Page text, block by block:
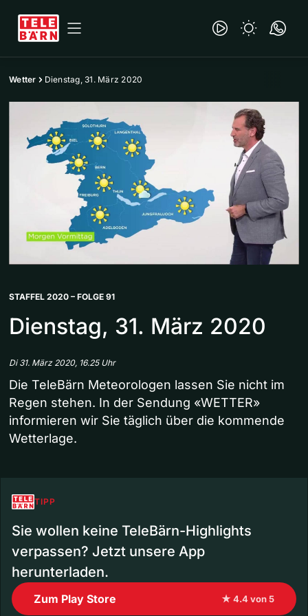
Wetter Dienstag, 31. März 2020
STAFFEL 2020 – FOLGE 91
Dienstag, 31. März 2020
Di 31. März 2020, 16.25 Uhr
Die TeleBärn Meteorologen lassen Sie nicht im
Regen stehen. In der Sendung «WETTER»
informieren wir Sie täglich über die kommende
Wetterlage.
TIPP
Sie wollen keine TeleBärn-Highlights
verpassen? Jetzt unsere App
herunterladen.
Zum Play Store ★ 4.4 von 5